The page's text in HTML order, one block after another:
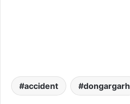
accident dongargarh